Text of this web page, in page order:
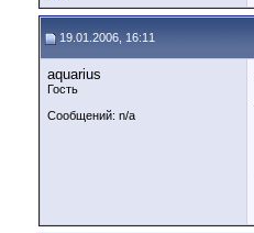
19.01.2006, 16:11
aquarius
Гость
Сообщений: n/a